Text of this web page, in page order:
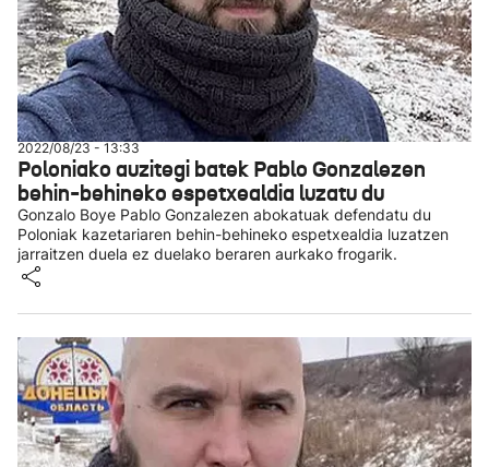
2022/08/23 - 13:33
Poloniako auzitegi batek Pablo Gonzalezen
behin-behineko espetxealdia luzatu du
Gonzalo Boye Pablo Gonzalezen abokatuak defendatu du
Poloniak kazetariaren behin-behineko espetxealdia luzatzen
jarraitzen duela ez duelako beraren aurkako frogarik.